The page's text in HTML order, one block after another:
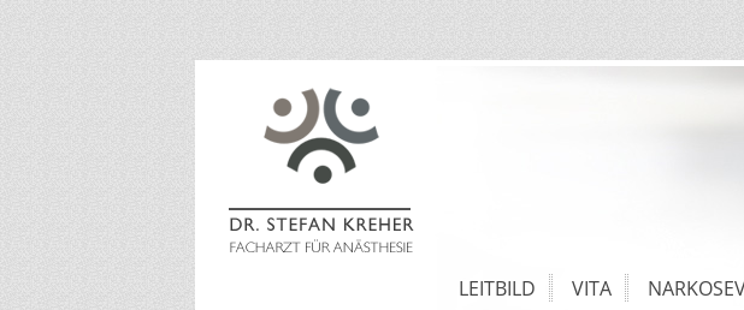
LEITBILD VITA